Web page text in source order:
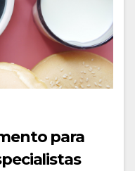
para